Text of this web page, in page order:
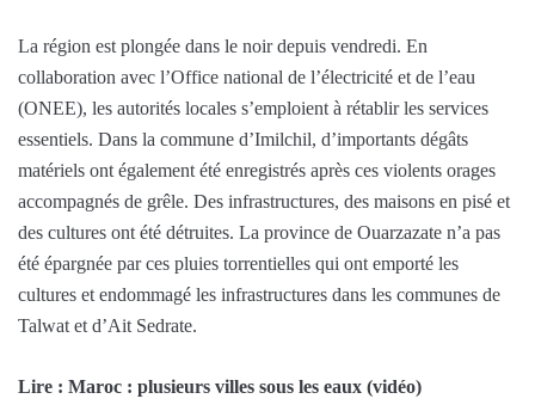
La région est plongée dans le noir depuis vendredi. En
collaboration avec l’Office national de l’électricité et de l’eau
(ONEE), les autorités locales s’emploient à rétablir les services
essentiels. Dans la commune d’Imilchil, d’importants dégâts
matériels ont également été enregistrés après ces violents orages
accompagnés de grêle. Des infrastructures, des maisons en pisé et
des cultures ont été détruites. La province de Ouarzazate n’a pas
été épargnée par ces pluies torrentielles qui ont emporté les
cultures et endommagé les infrastructures dans les communes de
Talwat et d’Ait Sedrate.
Lire : Maroc : plusieurs villes sous les eaux (vidéo)